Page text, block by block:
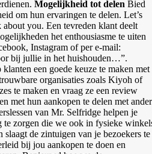
Mogelijkheid tot delen Bied
om hun ervaringen te delen. Let’s
you. Een tevreden klant deelt
het enthousiasme te uiten
Instagram of per e-mail:
bij jullie in het huishouden…”.
klanten een goede keuze te maken met
organisaties zoals Kiyoh of
te maken en vraag ze een review
met hun aankopen te delen met
van Mr. Selfridge helpen je
zorgen die we ook in fysieke
slaagt de zintuigen van je bezoekers te
bij jou aankopen te doen en